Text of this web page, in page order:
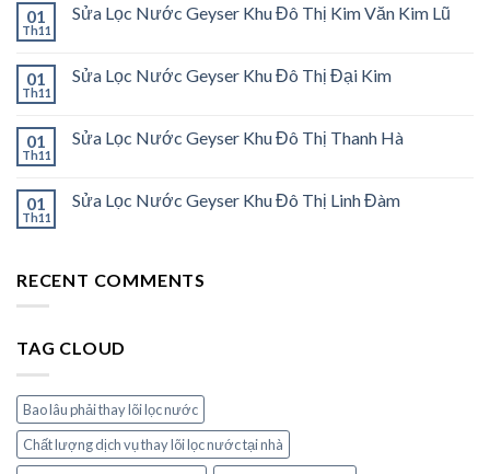
01
Th11
Sửa Lọc Nước Geyser Khu Đô Thị Kim Văn Kim Lũ
01
Th11
Sửa Lọc Nước Geyser Khu Đô Thị Đại Kim
01
Th11
Sửa Lọc Nước Geyser Khu Đô Thị Thanh Hà
01
Th11
Sửa Lọc Nước Geyser Khu Đô Thị Linh Đàm
RECENT COMMENTS
TAG CLOUD
Bao lâu phải thay lõi lọc nước
Chất lượng dịch vụ thay lõi lọc nước tại nhà